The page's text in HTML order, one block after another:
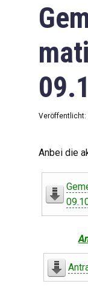
Veröffentlicht:
Anbei die